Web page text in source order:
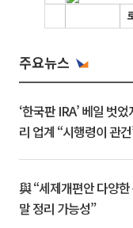
주요뉴스
‘한국판 IRA’ 베일 벗
리 업계 “시행령이 관
與 “세제개편안 다양
말 정리 가능성”